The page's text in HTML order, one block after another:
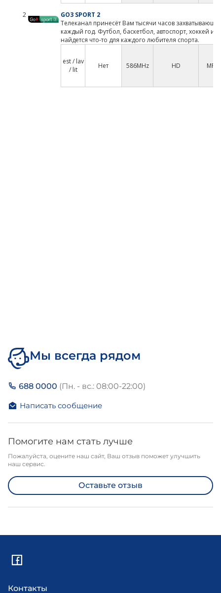
Мы всегда рядом
688 0000 (Пн. - вс.: 08:00-22:00)
Написать сообщение
Помогите нам стать лучше
Пожалуйста, оцените наш сайт, Ваш отзыв поможет улучшить
наш сервис.
Оставьте отзыв
Контакты